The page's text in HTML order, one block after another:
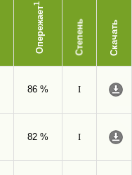
Опережает
1
Степень Скачать
86 %
I
82 %
I